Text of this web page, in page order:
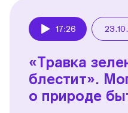
17:26
«Травка
блестит».
о природе